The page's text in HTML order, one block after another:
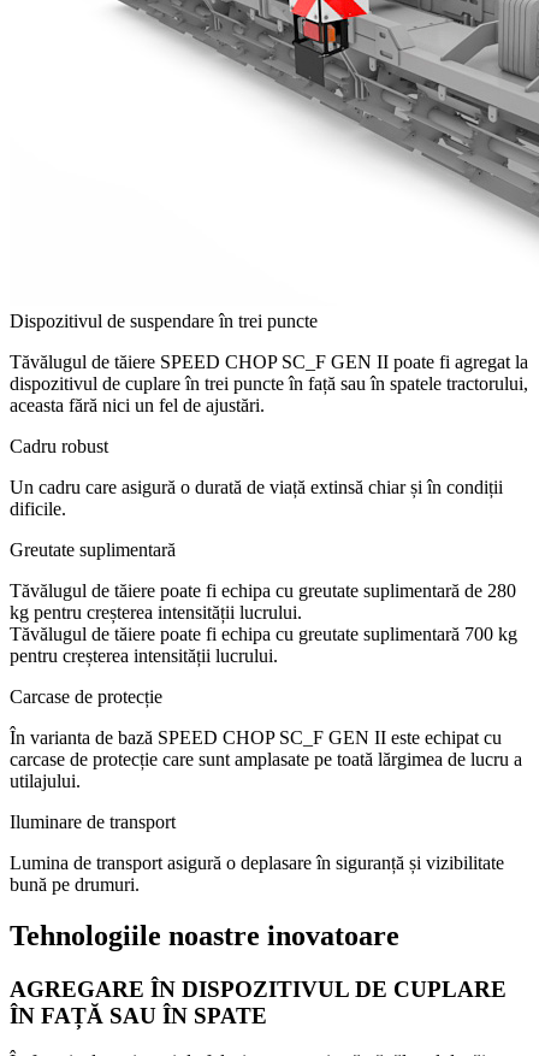
Dispozitivul de suspendare în trei puncte
Tăvălugul de tăiere SPEED CHOP SC_F GEN II poate fi agregat la
dispozitivul de cuplare în trei puncte în față sau în spatele tractorului,
aceasta fără nici un fel de ajustări.
Cadru robust
Un cadru care asigură o durată de viață extinsă chiar și în condiții
dificile.
Greutate suplimentară
Tăvălugul de tăiere poate fi echipa cu greutate suplimentară de 280
kg pentru creșterea intensității lucrului.
Tăvălugul de tăiere poate fi echipa cu greutate suplimentară 700 kg
pentru creșterea intensității lucrului.
Carcase de protecție
În varianta de bază SPEED CHOP SC_F GEN II este echipat cu
carcase de protecție care sunt amplasate pe toată lărgimea de lucru a
utilajului.
Iluminare de transport
Lumina de transport asigură o deplasare în siguranță și vizibilitate
bună pe drumuri.
Tehnologiile noastre inovatoare
AGREGARE ÎN DISPOZITIVUL DE CUPLARE
ÎN FAȚĂ SAU ÎN SPATE